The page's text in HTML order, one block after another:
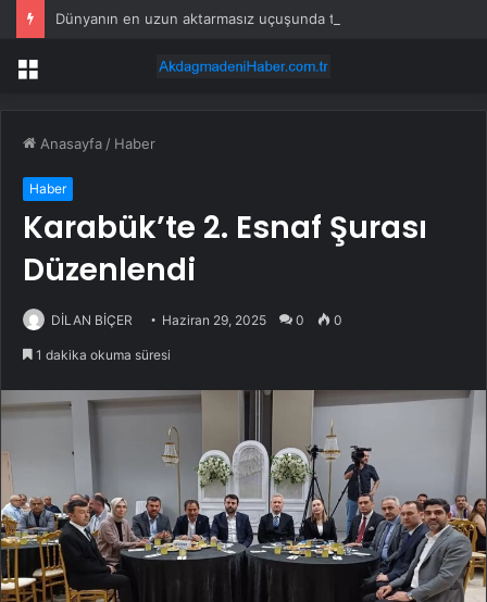
Menü
Anasayfa / Haber
Haber
Karabük’te 2. Esnaf Şurası
Düzenlendi
DİLAN BİÇER Haziran 29, 2025 0 0
1 dakika okuma süresi